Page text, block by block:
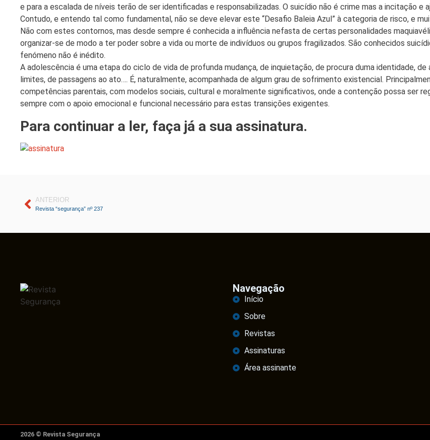
e para a escalada de níveis terão de ser identificadas e responsabilizadas. O suicídio não é crime mas a incitação e
Contudo, e entendo tal como fundamental, não se deve elevar este “Desafio Baleia Azul” à categoria de risco, e
Não com estes contornos, mas desde sempre é conhecida a influência nefasta de certas personalidades
organizar-se de modo a ter poder sobre a vida ou morte de indivíduos ou grupos fragilizados. São conhecidos
fenómeno não é inédito.
A adolescência é uma etapa do ciclo de vida de profunda mudança, de inquietação, de procura duma identidade,
limites, de passagens ao ato…. É, naturalmente, acompanhada de algum grau de sofrimento existencial.
competências parentais, com modelos sociais, cultural e moralmente significativos, onde a contenção possa ser
sempre com o apoio emocional e funcional necessário para estas transições exigentes.
Para continuar a ler, faça já a sua assinatura.
ANTERIOR
Revista “segurança” nº 237
Navegação
Início
Sobre
Revistas
Assinaturas
Área assinante
2026 © Revista Segurança